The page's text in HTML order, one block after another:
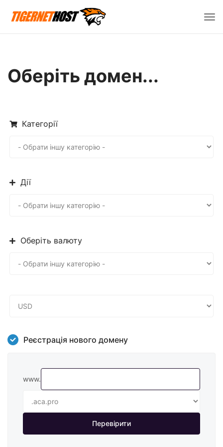
Оберіть домен...
Категорії
Дії
Оберіть валюту
Реєстрація нового домену
www.
Перевірити